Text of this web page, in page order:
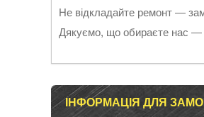
Не відкладайте ремонт —
Дякуємо, що обираєте нас —
ІНФОРМАЦІЯ ДЛЯ